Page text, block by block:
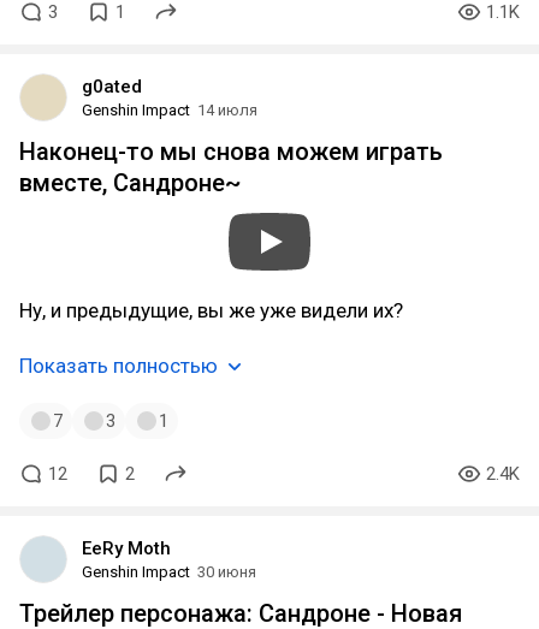
3 1 1.1K
g0ated
Genshin Impact 14 июля
Наконец-то мы снова можем играть
вместе, Сандроне~
Ну, и предыдущие, вы же уже видели их?
Показать полностью
7 3 1
12 2 2.4K
EeRy Moth
Genshin Impact 30 июня
Трейлер персонажа: Сандроне - Новая